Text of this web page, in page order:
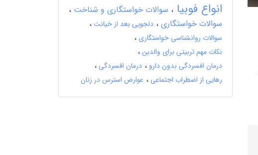
انواع فوبیا
سوالات خواستگاری و شناخت
سوالات خواستگاری
دلجویی بعد از خیانت
سوالات روانشناسی خواستگاری
نکات مهم تربیتی برای والدین
درمان افسردگی بدون دارو
درمان افسردگی
رهایی از اضطراب اجتماعی
عوارض استرس در زنان